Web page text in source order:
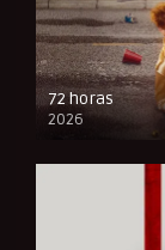
72 horas
2026
FULL HD